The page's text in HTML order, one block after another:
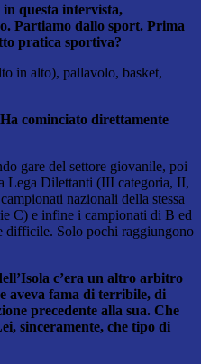
questa intervista,
Partiamo dallo sport. Prima
pratica sportiva?
in alto), pallavolo, basket,
cominciato direttamente
gare del settore giovanile, poi
Lega Dilettanti (III categoria, II,
nazionali della stessa
C) e infine i campionati di B ed
difficile. Solo pochi raggiungono
c’era un altro arbitro
aveva fama di terribile, di
precedente alla sua. Che
sinceramente, che tipo di